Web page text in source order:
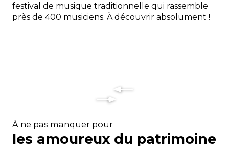
festival de musique traditionnelle qui rassemble
près de 400 musiciens. À découvrir absolument !
À ne pas manquer pour
les amoureux du patrimoine